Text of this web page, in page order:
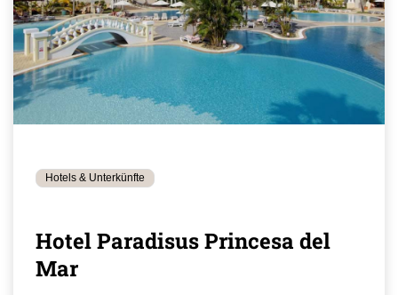
Hotels & Unterkünfte
Hotel Paradisus Princesa del
Mar